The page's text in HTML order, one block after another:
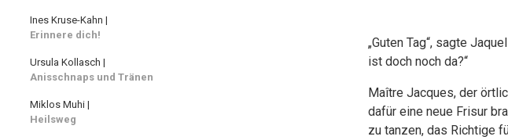
„Guten Tag“, sagte
ist doch noch da?“
Maître Jacques, der
dafür eine neue Frisur
zu tanzen, das Richtige
Ines Kruse-Kahn |
Erinnere dich!
Ursula Kollasch |
Anisschnaps und Tränen
Miklos Muhi |
Heilsweg